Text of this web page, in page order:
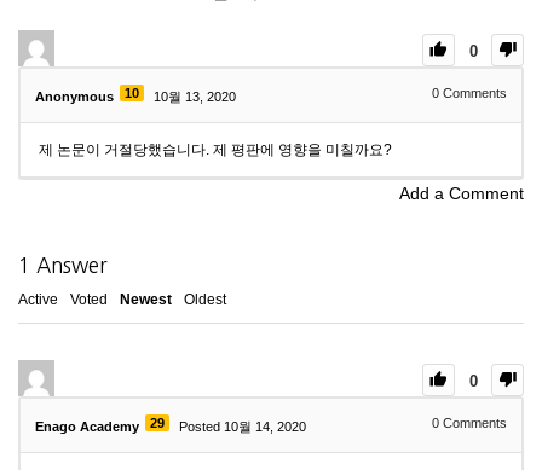
0
Anonymous 10 10월 13, 2020 0 Comments
제 논문이 거절당했습니다. 제 평판에 영향을 미칠까요?
Add a Comment
1 Answer
Active Voted Newest Oldest
0
Enago Academy 29 Posted 10월 14, 2020 0 Comments